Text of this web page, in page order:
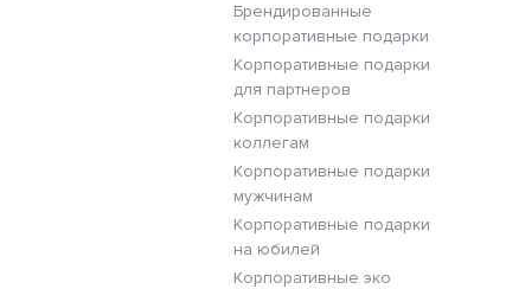
Брендированные
корпоративные подарки
Корпоративные подарки
для партнеров
Корпоративные подарки
коллегам
Корпоративные подарки
мужчинам
Корпоративные подарки
на юбилей
Корпоративные эко